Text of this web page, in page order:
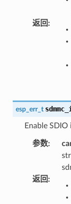
返回 :
esp_err_t
Enable
参数:
返回 :